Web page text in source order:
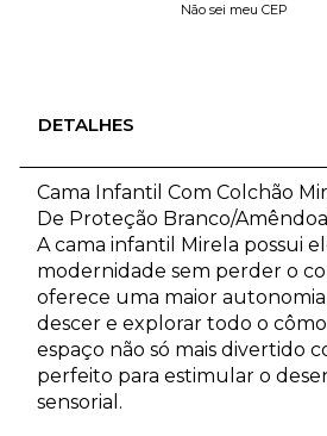
Não sei meu CEP
DETALHES
Cama Infantil Com Colchão
De Proteção Branco/
A cama infantil Mirela possui
modernidade sem perder o
oferece uma maior
descer e explorar todo o
espaço não só mais divertido
perfeito para estimular o
sensorial.